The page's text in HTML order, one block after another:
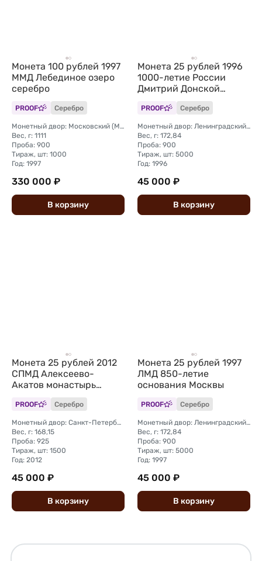
Монета 100 рублей 1997
ММД Лебединое озеро
серебро
PROOF Серебро
Монетный двор: Московский (ММД)
Вес, г: 1111
Проба: 900
Тираж, шт: 1000
Год: 1997
330 000 ₽
В корзину
Монета 25 рублей 1996
1000-летие России
Дмитрий Донской
Куликовская Битва 1380
PROOF Серебро
Монетный двор: Ленинградский (ЛМД)
Вес, г: 172,84
Проба: 900
Тираж, шт: 5000
Год: 1996
45 000 ₽
В корзину
Монета 25 рублей 2012
СПМД Алексеево-
Акатов монастырь
Воронеж
PROOF Серебро
Монетный двор: Санкт-Петербургский (СПМД)
Вес, г: 168,15
Проба: 925
Тираж, шт: 1500
Год: 2012
45 000 ₽
В корзину
Монета 25 рублей 1997
ЛМД 850-летие
основания Москвы
PROOF Серебро
Монетный двор: Ленинградский (ЛМД)
Вес, г: 172,84
Проба: 900
Тираж, шт: 5000
Год: 1997
45 000 ₽
В корзину